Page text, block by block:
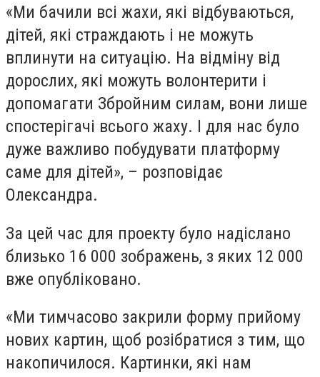
«Ми бачили всі жахи, які відбуваються,
дітей, які страждають і не можуть
вплинути на ситуацію. На відміну від
дорослих, які можуть волонтерити і
допомагати Збройним силам, вони лише
спостерігачі всього жаху. І для нас було
дуже важливо побудувати платформу
саме для дітей», – розповідає
Олександра.
За цей час для проекту було надіслано
близько 16 000 зображень, з яких 12 000
вже опубліковано.
«Ми тимчасово закрили форму прийому
нових картин, щоб розібратися з тим, що
накопичилося. Картинки, які нам